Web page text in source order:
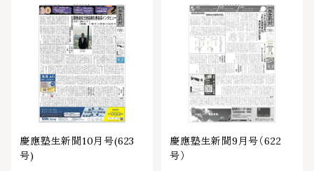
慶應塾生新聞10月号(623
号)
慶應塾生新聞9月号（622
号）